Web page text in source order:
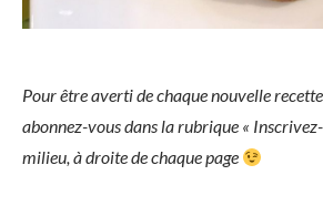
Pour être averti de chaque nouvelle
abonnez-vous dans la rubrique «
milieu, à droite de chaque page